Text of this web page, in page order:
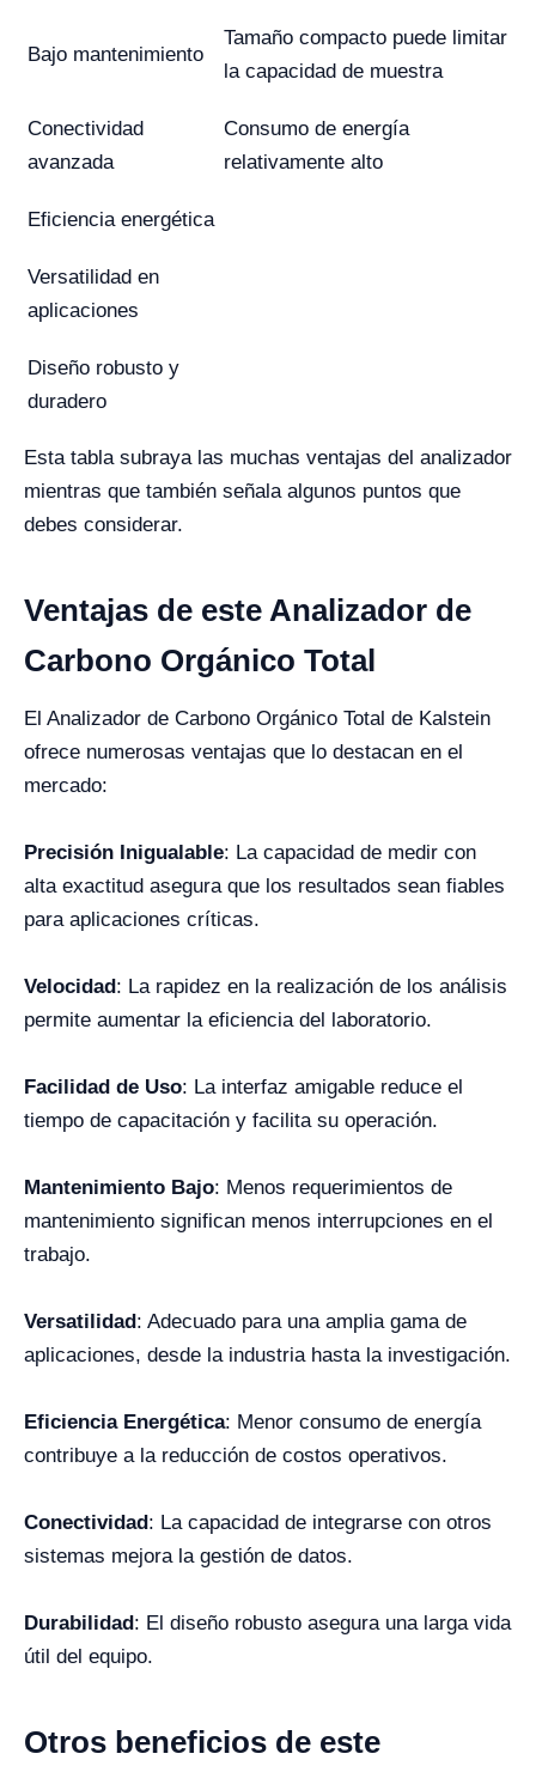
Bajo mantenimiento
Tamaño compacto puede limitar
la capacidad de muestra
Conectividad
avanzada
Consumo de energía
relativamente alto
Eficiencia energética
Versatilidad en
aplicaciones
Diseño robusto y
duradero
Esta tabla subraya las muchas ventajas del analizador
mientras que también señala algunos puntos que
debes considerar.
Ventajas de este Analizador de
Carbono Orgánico Total
El Analizador de Carbono Orgánico Total de Kalstein
ofrece numerosas ventajas que lo destacan en el
mercado:
Precisión Inigualable: La capacidad de medir con
alta exactitud asegura que los resultados sean fiables
para aplicaciones críticas.
Velocidad: La rapidez en la realización de los análisis
permite aumentar la eficiencia del laboratorio.
Facilidad de Uso: La interfaz amigable reduce el
tiempo de capacitación y facilita su operación.
Mantenimiento Bajo: Menos requerimientos de
mantenimiento significan menos interrupciones en el
trabajo.
Versatilidad: Adecuado para una amplia gama de
aplicaciones, desde la industria hasta la investigación.
Eficiencia Energética: Menor consumo de energía
contribuye a la reducción de costos operativos.
Conectividad: La capacidad de integrarse con otros
sistemas mejora la gestión de datos.
Durabilidad: El diseño robusto asegura una larga vida
útil del equipo.
Otros beneficios de este